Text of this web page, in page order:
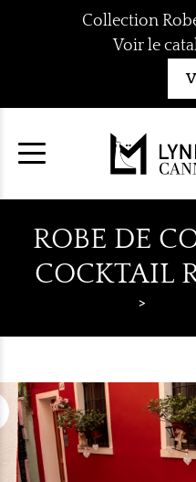
Collection
Voir le
ROBE DE
COCKTAIL